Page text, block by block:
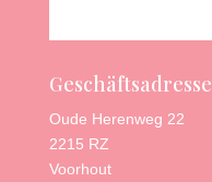
Geschäftsadresse
Oude Herenweg 22
2215 RZ
Voorhout